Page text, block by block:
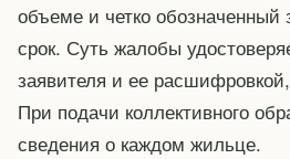
объеме и четко обозначенный
срок. Суть жалобы
заявителя и ее
При подачи коллективного
сведения о каждом жильце.